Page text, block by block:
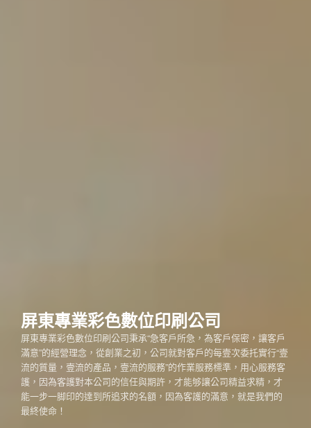
屏東專業彩色數位印刷公司
屏東專業彩色數位印刷公司秉承“急客戶所急，為客戶保密，讓客戶
滿意”的經營理念，從創業之初，公司就對客戶的每壹次委托實行“壹
流的質量，壹流的產品，壹流的服務”的作業服務標準，用心服務客
護，因為客護對本公司的信任與期許，才能够讓公司精益求精，才
能一步一脚印的達到所追求的名額，因為客護的滿意，就是我們的
最終使命！